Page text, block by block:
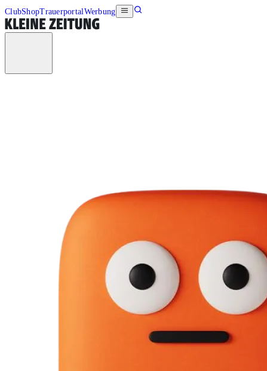
ClubShopTrauerportalWerbung